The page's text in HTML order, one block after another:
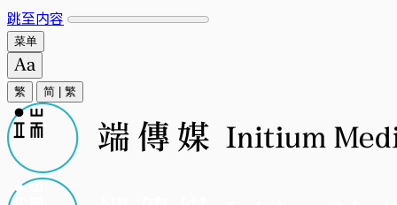
跳至内容
菜单
繁 简 繁